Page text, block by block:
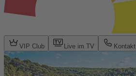
VIP Club Live im TV Kontakt